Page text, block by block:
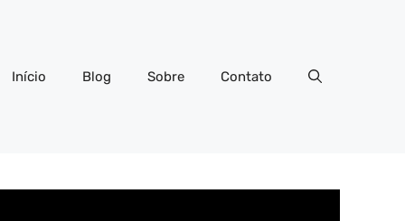
Início Blog Sobre Contato